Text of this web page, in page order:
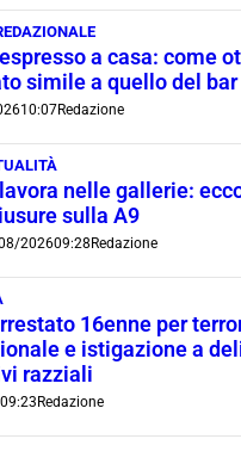
a casa: come
simile a quello del bar
10:07Redazione
nelle gallerie:
sulla A9
202609:28 Redazione
16enne per
e istigazione a
razziali
09:23 Redazione